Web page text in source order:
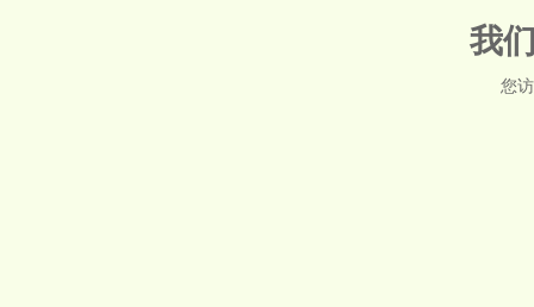
我
您